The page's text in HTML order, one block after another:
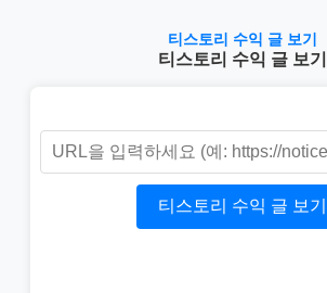
티스토리 수익 글 보기
티스토리 수익 글 보기
티스토리 수익 글 보기